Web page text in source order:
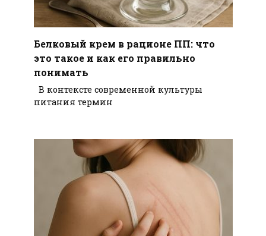
Белковый крем в рационе ПП: что
это такое и как его правильно
понимать
В контексте современной культуры
питания термин